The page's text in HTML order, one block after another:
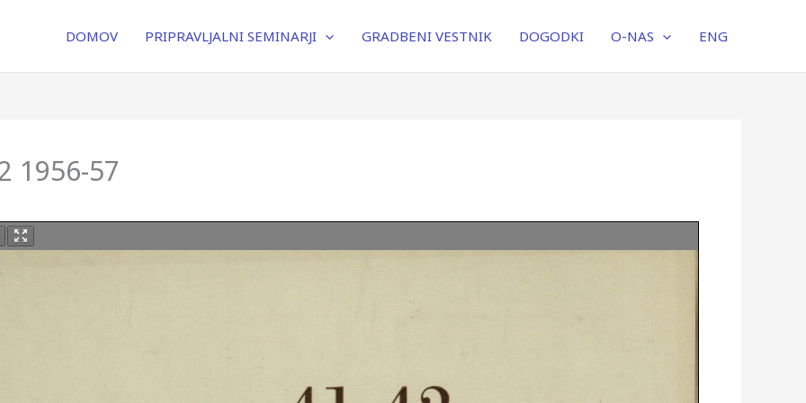
DOMOV PRIPRAVLJALNI SEMINARJI GRADBENI VESTNIK DOGODKI O-NAS ENG
1956-57